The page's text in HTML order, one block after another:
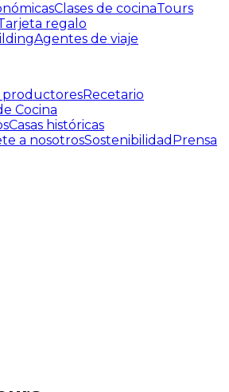
Clases de cocinaTours
regalo
Agentes de viaje
productoresRecetario
Cocina
Casas históricas
a nosotrosSostenibilidad Prensa